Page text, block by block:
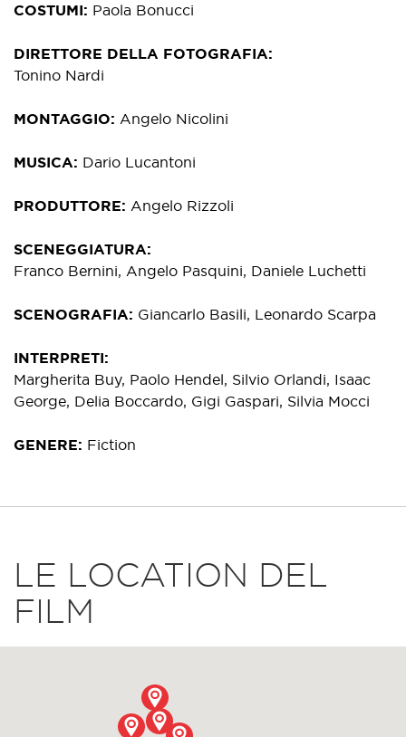
COSTUMI Paola Bonucci
DIRETTORE DELLA FOTOGRAFIA
Tonino Nardi
MONTAGGIO Angelo Nicolini
MUSICA Dario Lucantoni
PRODUTTORE Angelo Rizzoli
SCENEGGIATURA
Franco Bernini, Angelo Pasquini, Daniele Luchetti
SCENOGRAFIA Giancarlo Basili, Leonardo Scarpa
INTERPRETI
Margherita Buy, Paolo Hendel, Silvio Orlandi, Isaac
George, Delia Boccardo, Gigi Gaspari, Silvia Mocci
GENERE Fiction
LE LOCATION DEL
FILM